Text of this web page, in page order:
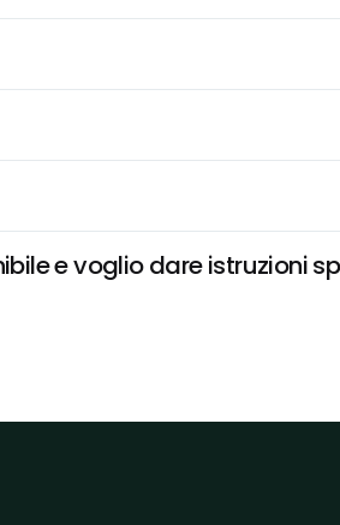
e voglio dare istruzioni